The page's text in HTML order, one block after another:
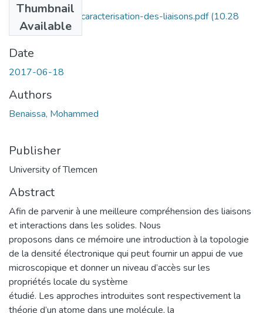
Thumbnail
Available
Introduction-a-la-caracterisation-des-liaisons.pdf(10.28
MB)
Date
2017-06-18
Authors
Benaissa, Mohammed
Publisher
University of Tlemcen
Abstract
Afin de parvenir à une meilleure compréhension des liaisons
et interactions dans les solides. Nous
proposons dans ce mémoire une introduction à la topologie
de la densité électronique qui peut fournir un appui de vue
microscopique et donner un niveau d’accès sur les
propriétés locale du système
étudié. Les approches introduites sont respectivement la
théorie d’un atome dans une molécule, la